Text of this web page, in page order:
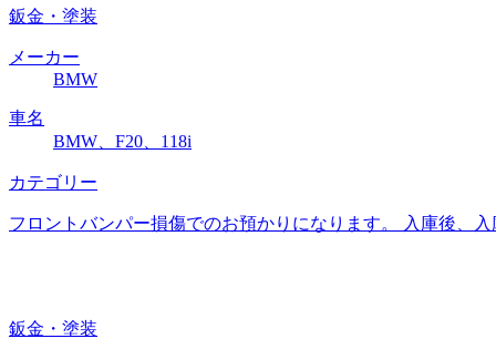
鈑金・塗装
メーカー
BMW
車名
BMW、F20、118i
カテゴリー
フロントバンパー損傷でのお預かりになります。 入庫後、
鈑金・塗装